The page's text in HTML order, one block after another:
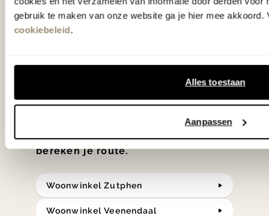
gebruik te maken van onze website ga je hier mee akkoord.
cookiebeleid.
Alles toestaan
Aanpassen
hebben met liefde de mooiste woon-,
klassiekers en de nieuwste ontwerpen
in verrassende materialen en kleuren!
bereken je route.
Woonwinkel Zutphen
Woonwinkel Veenendaal